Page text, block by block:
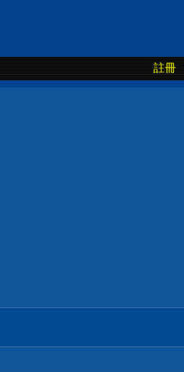
註冊